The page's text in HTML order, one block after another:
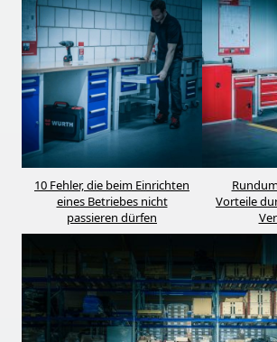
10 Fehler, die beim Einrichten
eines Betriebes nicht
passieren dürfen
Vorteile